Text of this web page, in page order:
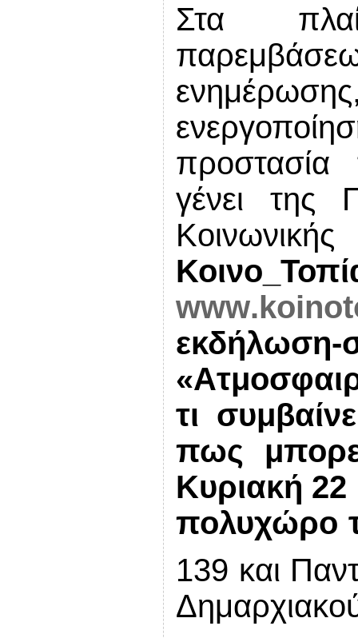
Στα
προστασία
γένει της
www.
τι
πως
Κυριακή 22
πολυχώρο
139 και